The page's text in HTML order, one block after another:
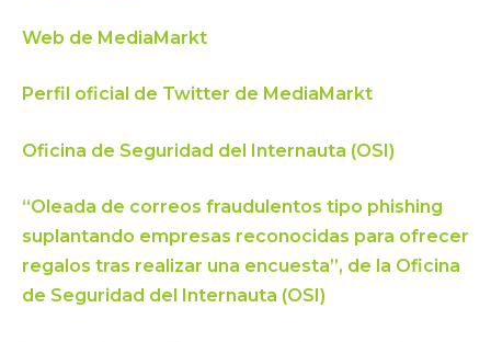
Web de MediaMarkt
Perfil oficial de Twitter de MediaMarkt
Oficina de Seguridad del Internauta (OSI)
“Oleada de correos fraudulentos tipo phishing
suplantando empresas reconocidas para ofrecer
regalos tras realizar una encuesta”, de la Oficina
de Seguridad del Internauta (OSI)